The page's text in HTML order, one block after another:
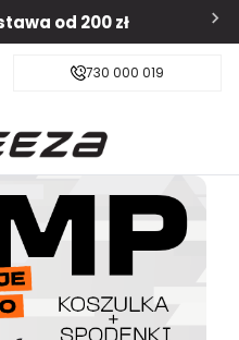
od 200 zł
Darmowa dostawa od 200 zł
730 000 019